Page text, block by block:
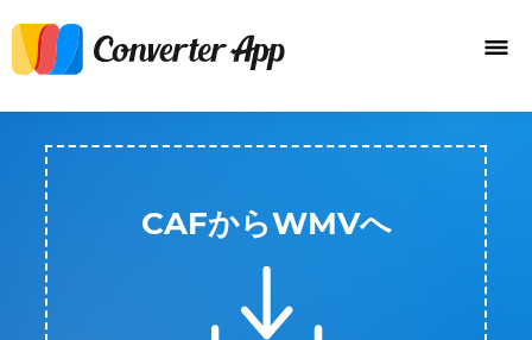
CAFからWMVへ